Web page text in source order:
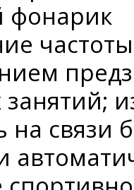
фонарик
на